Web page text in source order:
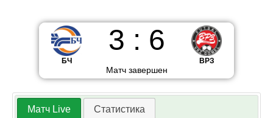
БЧ
3 : 6
Матч завершен
ВРЗ
Матч Live Статистика